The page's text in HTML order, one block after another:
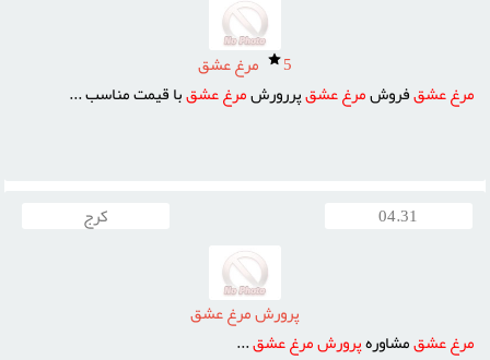
5
مرغ عشق
مرغعشقفروشمرغعشقپررورشمرغعشقبا قيمت مناسب ...
04.31 کرج
پرورش مرغ عشق
مرغعشقمشاورهپرورشمرغعشق...